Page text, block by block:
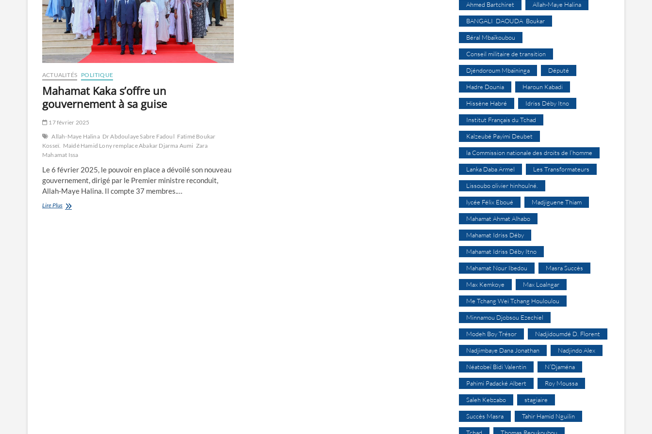
ACTUALITÉS POLITIQUE
Mahamat Kaka s’offre un
gouvernement à sa guise
17 février 2025
Allah-Maye Halina Dr Abdoulaye Sabre Fadoul Fatimé Boukar
Kosseï. Maïdé Hamid Lony remplace Abakar Djarma Aumi Zara
Mahamat Issa
Le 6 février 2025, le pouvoir en place a dévoilé son nouveau
gouvernement, dirigé par le Premier ministre reconduit,
Allah-Maye Halina. Il compte 37 membres.…
Lire PlusMahamat
Ahmed Bartchiret Allah-Maye Halina
BANGALI DAOUDA Boukar
Béral Mbaïkoubou
Conseil militaire de transition
Djéndoroum Mbaïninga Député
Hadre Dounia Haroun Kabadi
Hissène Habré Idriss Déby Itno
Institut Français du Tchad
Kalzeubé Payimi Deubet
la Commission nationale des droits de l’homme
Lanka Daba Armel Les Transformateurs
Lissoubo olivier hinhoulné.
lycée Félix Eboué Madjiguene Thiam
Mahamat Ahmat Alhabo
Mahamat Idriss Déby
Mahamat Idriss Déby Itno
Mahamat Nour Ibedou Masra Succès
Max Kemkoye Max Loalngar
Me Tchang Wei Tchang Houloulou
Minnamou Djobsou Ezechiel
Modeh Boy Trésor Nadjidoumdé D. Florent
Nadjimbaye Dana Jonathan Nadjindo Alex
Néatobeï Bidi Valentin N’Djaména
Pahimi Padacké Albert Roy Moussa
Saleh Kebzabo stagiaire
Succès Masra Tahir Hamid Nguilin